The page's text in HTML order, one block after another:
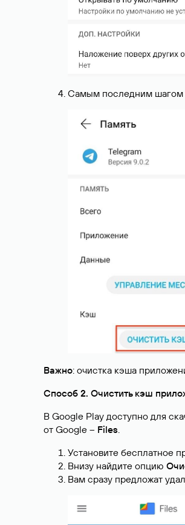
Самым последним шагом
Важно: очистка кэша
Способ 2. Очистить кэш
В Google Play доступно для
от Google – Files.
Установите бесплатное
Внизу найдите опцию
Вам сразу предложат